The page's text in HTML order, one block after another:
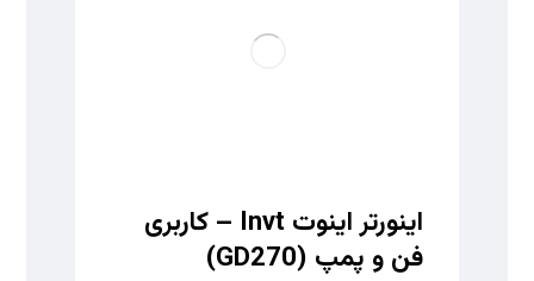
اینورتر اینوت Invt – کاربری
فن و پمپ (GD270)